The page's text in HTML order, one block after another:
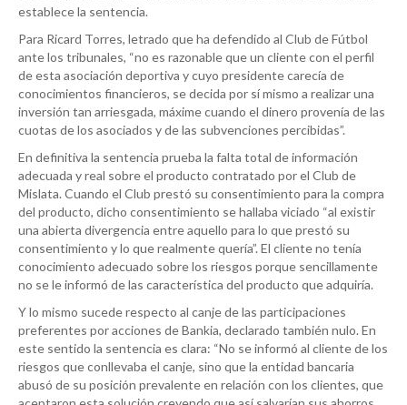
establece la sentencia.
Para Ricard Torres, letrado que ha defendido al Club de Fútbol
ante los tribunales, “no es razonable que un cliente con el perfil
de esta asociación deportiva y cuyo presidente carecía de
conocimientos financieros, se decida por sí mismo a realizar una
inversión tan arriesgada, máxime cuando el dinero provenía de las
cuotas de los asociados y de las subvenciones percibidas”.
En definitiva la sentencia prueba la falta total de información
adecuada y real sobre el producto contratado por el Club de
Mislata. Cuando el Club prestó su consentimiento para la compra
del producto, dicho consentimiento se hallaba viciado “al existir
una abierta divergencia entre aquello para lo que prestó su
consentimiento y lo que realmente quería”. El cliente no tenía
conocimiento adecuado sobre los riesgos porque sencillamente
no se le informó de las característica del producto que adquiría.
Y lo mismo sucede respecto al canje de las participaciones
preferentes por acciones de Bankia, declarado también nulo. En
este sentido la sentencia es clara: “No se informó al cliente de los
riesgos que conllevaba el canje, sino que la entidad bancaria
abusó de su posición prevalente en relación con los clientes, que